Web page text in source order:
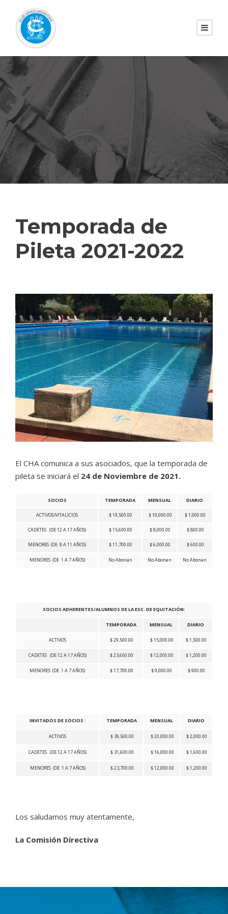
Temporada de
Pileta 2021-2022
El CHA comunica a sus asociados, que la temporada de
pileta se iniciará el 24 de Noviembre de 2021.
SOCIOS TEMPORADA MENSUAL DIARIO
ACTIVOS/VITALICIOS $ 19,500.00 $ 10,000.00 $ 1,000.00
CADETES (DE 12 A 17 AÑOS) $ 15,600.00 $ 8,000.00 $ 800.00
MENORES (DE 8 A 11 AÑOS) $ 11,700.00 $ 6,000.00 $ 600.00
MENORES (DE 1 A 7 AÑOS) No Abonan No Abonan No Abonan
SOCIOS ADHERENTES/ALUMNOS DE LA ESC. DE EQUITACIÓN:
TEMPORADA MENSUAL DIARIO
ACTIVOS $ 29,500.00 $ 15,000.00 $ 1,500.00
CADETES (DE 12 A 17 AÑOS) $ 23,600.00 $ 12,000.00 $ 1,200.00
MENORES (DE 1 A 7 AÑOS) $ 17,700.00 $ 9,000.00 $ 900.00
INVITADOS DE SOCIOS : TEMPORADA MENSUAL DIARIO
ACTIVOS $ 39,500.00 $ 20,000.00 $ 2,000.00
CADETES (DE 12 A 17 AÑOS) $ 31,600.00 $ 16,000.00 $ 1,600.00
MENORES (DE 1 A 7 AÑOS) $ 23,700.00 $ 12,000.00 $ 1,200.00
Los saludamos muy atentamente,
La Comisión Directiva